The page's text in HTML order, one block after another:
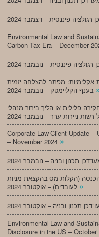
Environmental Law and
Carbon Tax Era – December
אקלימיות: מפתח להצלחה יזמית
»
פלילית או הליך בירור מנהלי
Corporate Law Client Update –
– November 2024 »
הכנסה (הקלות מס בהקצאת מניות
»
Environmental Law and
Disclosure in the US – October